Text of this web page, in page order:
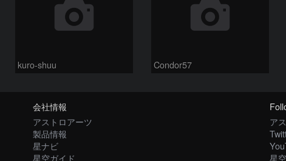
kuro-shuu Condor57
会社情報
アストロアーツ
製品情報
星ナビ
星空ガイド
ア
星